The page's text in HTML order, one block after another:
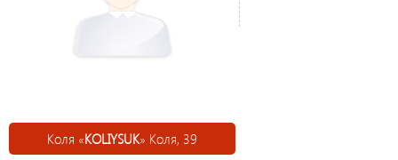
Коля «KOLIYSUK» Коля, 39